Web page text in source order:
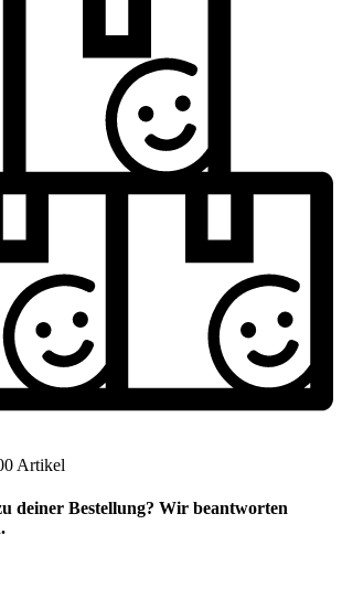
Artikel
deiner Bestellung? Wir beantworten